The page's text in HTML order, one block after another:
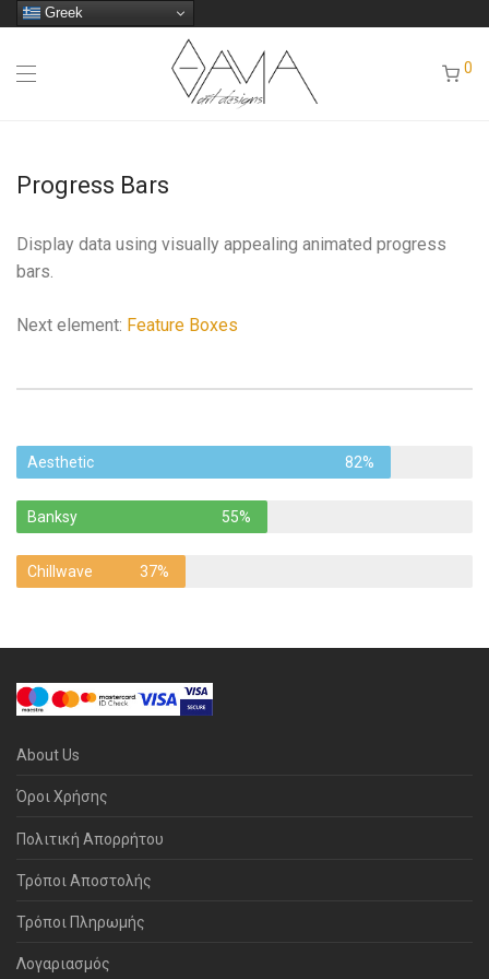
Greek
0
Progress Bars
Display data using visually appealing animated progress
bars.
Next element: Feature Boxes
Aesthetic 82%
Banksy 55%
Chillwave 37%
About Us
Όροι Χρήσης
Πολιτική Απορρήτου
Τρόποι Αποστολής
Τρόποι Πληρωμής
Λογαριασμός